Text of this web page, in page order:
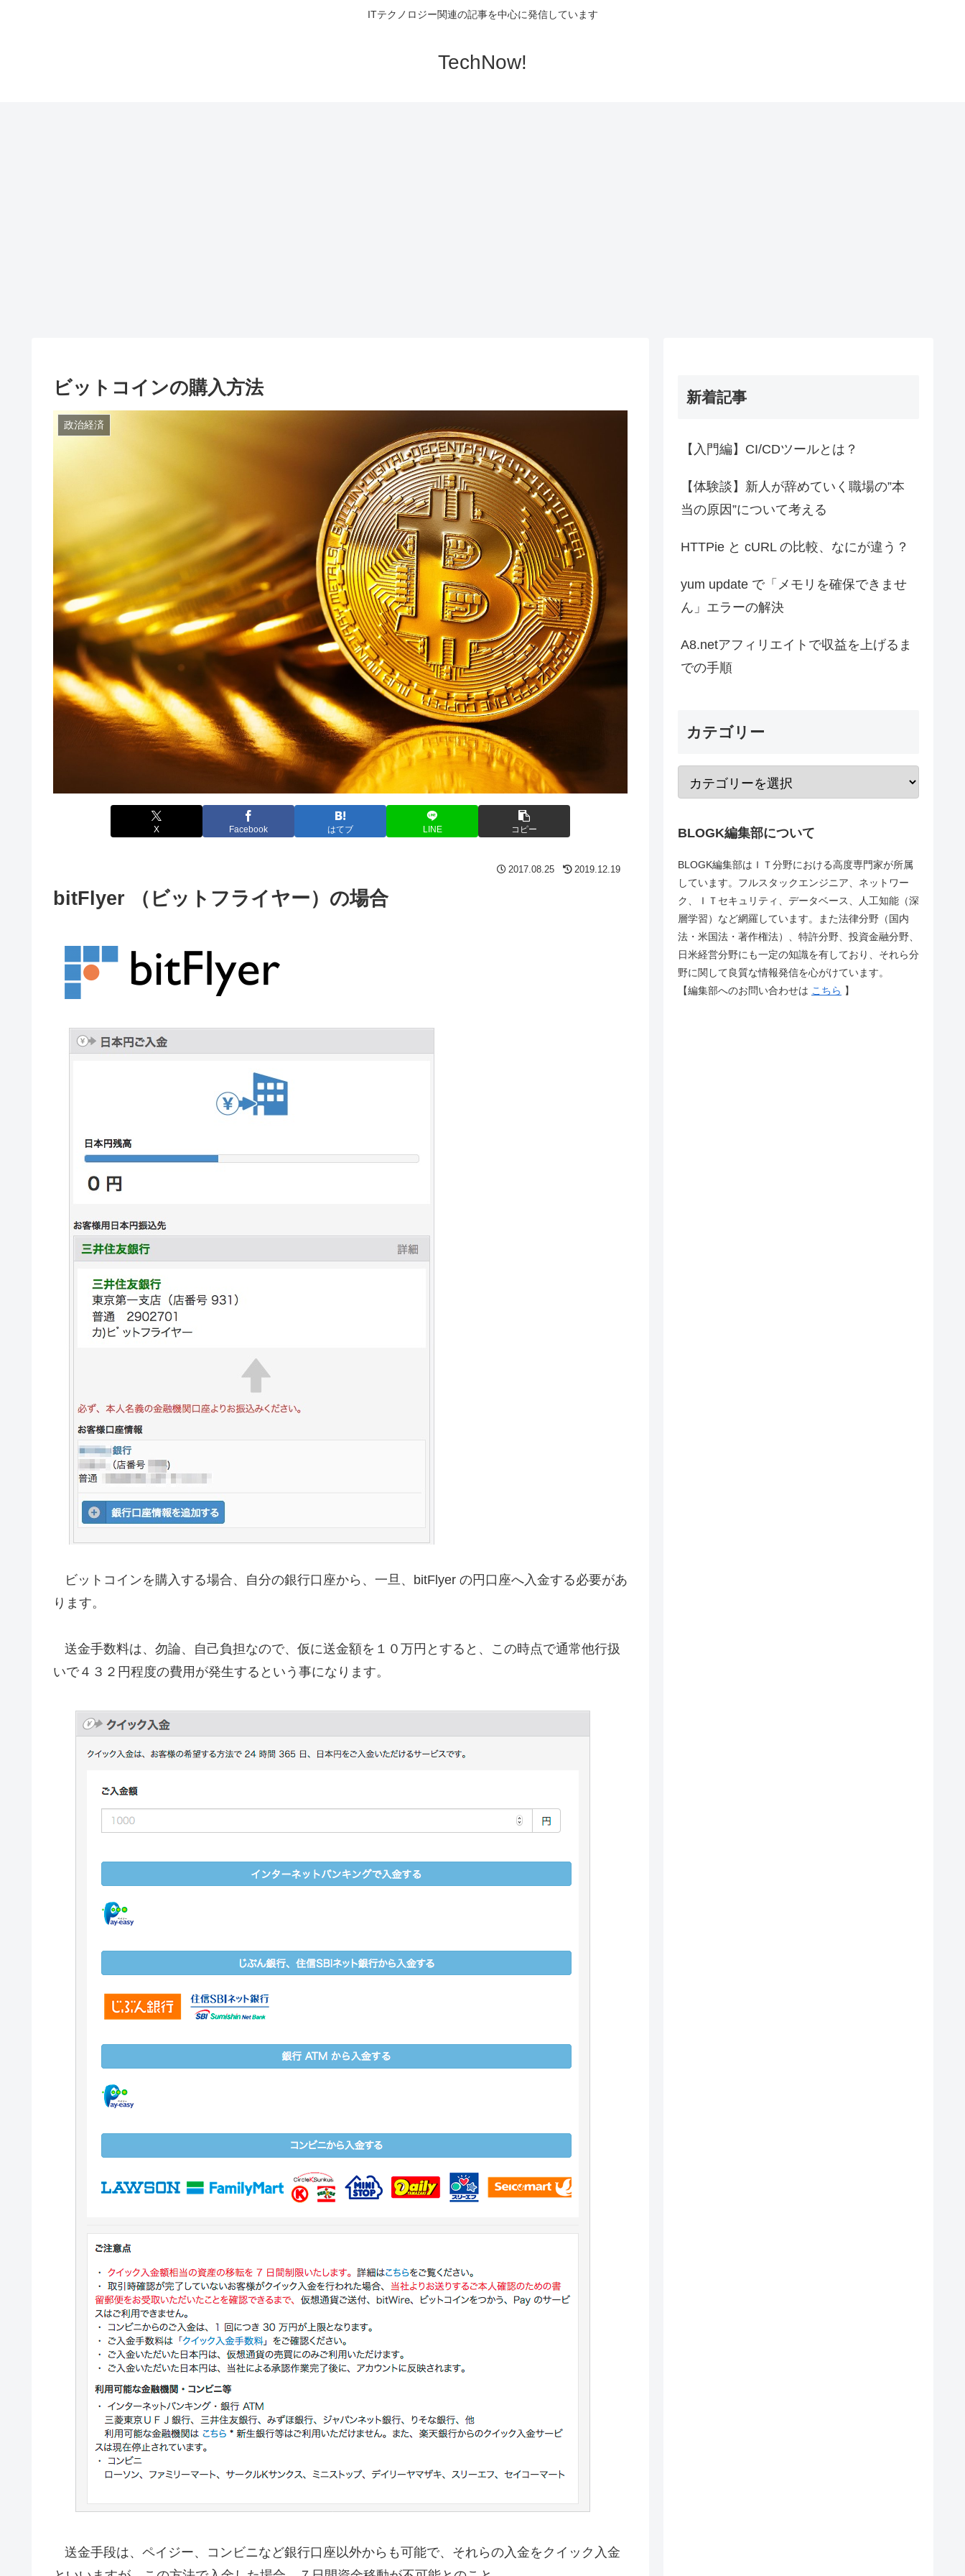
ITテクノロジー関連の記事を中心に発信しています
TechNow!
ビットコインの購入方法
政治経済
X Facebook はてブ LINE コピー
2017.08.25 2019.12.19
bitFlyer （ビットフライヤー）の場合
ビットコインを購入する場合、自分の銀行口座から、一旦、bitFlyer の円口座へ入金する必要があ
ります。
送金手数料は、勿論、自己負担なので、仮に送金額を１０万円とすると、この時点で通常他行扱
いで４３２円程度の費用が発生するという事になります。
送金手段は、ペイジー、コンビニなど銀行口座以外からも可能で、それらの入金をクイック入金
新着記事
【入門編】CI/CDツールとは？
【体験談】新人が辞めていく職場の”本
当の原因”について考える
HTTPie と cURL の比較、なにが違う？
yum update で「メモリを確保できませ
ん」エラーの解決
A8.netアフィリエイトで収益を上げるま
での手順
カテゴリー
BLOGK編集部について
BLOGK編集部はＩＴ分野における高度専門家が所属
しています。フルスタックエンジニア、ネットワー
ク、ＩＴセキュリティ、データベース、人工知能（深
層学習）など網羅しています。また法律分野（国内
法・米国法・著作権法）、特許分野、投資金融分野、
日米経営分野にも一定の知識を有しており、それら分
野に関して良質な情報発信を心がけています。
【編集部へのお問い合わせは こちら 】